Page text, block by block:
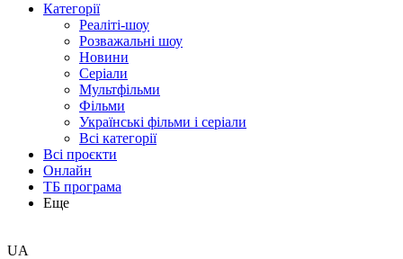
Категорії
Реаліті-шоу
Розважальні шоу
Новини
Серіали
Мультфільми
Фільми
Українські фільми і серіали
Всі категорії
Всі проєкти
Онлайн
ТБ програма
Еще
UA